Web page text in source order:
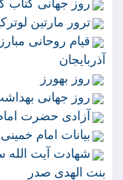
روز جهانى كتاب
ترور مارتين
قيام روحانى
آذربايجان
روز بهورز
روز جهانى
آزادى حضرت
بيانات امام خمينى
شهادت آيت
بنت الهدى صدر